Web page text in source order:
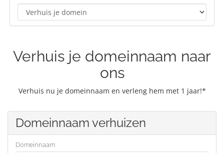
Verhuis je domeinnaam naar
ons
Verhuis nu je domeinnaam en verleng hem met 1 jaar!*
Domeinnaam verhuizen
Domeinnaam